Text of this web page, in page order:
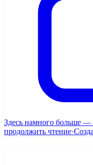
Здесь намного больше —
продолжить чтение·